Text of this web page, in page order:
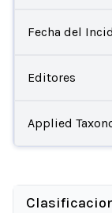
Fecha del
Editores
Applied